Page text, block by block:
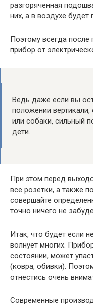
разгоряченная
них, а в воздухе будет
Поэтому всегда после
прибор от
Ведь даже если вы
положении вертикали,
или собаки, сильный
дети.
При этом перед
все розетки, а также
совершайте
точно ничего не
Итак, что будет если
волнует многих.
состоянии, может
(ковра, обивки).
отнестись очень
Современные